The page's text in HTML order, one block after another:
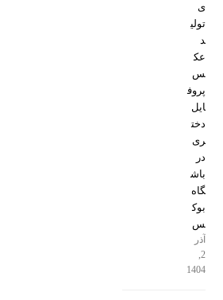
ی
تولی
د
عک
س
پروف
ایل
دخت
ری
در
باش
گاه
بوک
س
آذر
2,
1404